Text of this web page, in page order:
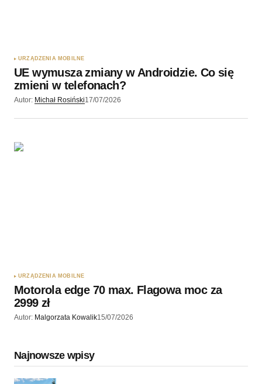
URZĄDZENIA MOBILNE
UE wymusza zmiany w Androidzie. Co się
zmieni w telefonach?
Autor: Michał Rosiński17/07/2026
URZĄDZENIA MOBILNE
Motorola edge 70 max. Flagowa moc za
2999 zł
Autor: Malgorzata Kowalik15/07/2026
Najnowsze wpisy